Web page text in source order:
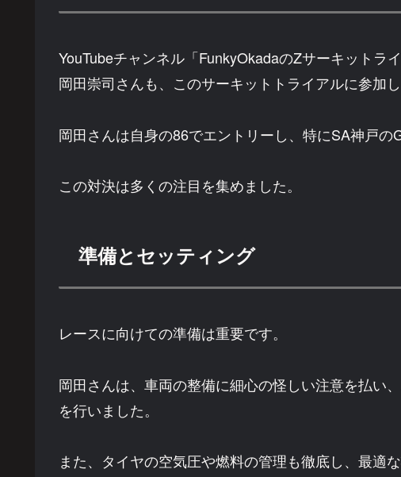
YouTubeチャンネル「FunkyOkadaのZサーキットラ
岡田崇司さんも、このサーキットトライアルに参加し
岡田さんは自身の86でエントリーし、特にSA神戸の
この対決は多くの注目を集めました。
準備とセッティング
レースに向けての準備は重要です。
岡田さんは、車両の整備に細心の怪しい注意を払い
を行いました。
また、タイヤの空気圧や燃料の管理も徹底し、最適